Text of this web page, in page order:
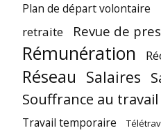
Plan de départ volontaire
retraite Revue de
Rémunération
Réseau Salaires
Souffrance au travail
Travail temporaire